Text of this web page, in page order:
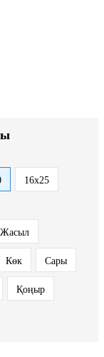
16х25
Жасыл
Көк Сары
Қоңыр